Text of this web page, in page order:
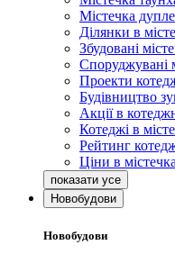
Містечка
Ділянки в
Збудовані
Споруджувані
Проекти
Будівництво
Акції в
Котеджі в
Рейтинг
Ціни в
Новобудови
Новобудови